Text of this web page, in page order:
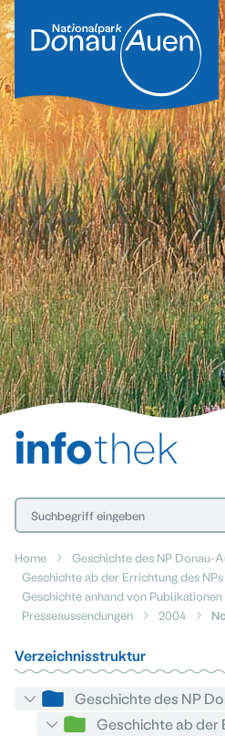
infothek
Home
Geschichte des NP Donau-
Geschichte ab der Errichtung des NPs
Geschichte anhand von
Presseaussendungen
2004
Verzeichnisstruktur
Geschichte des NP
Geschichte ab der